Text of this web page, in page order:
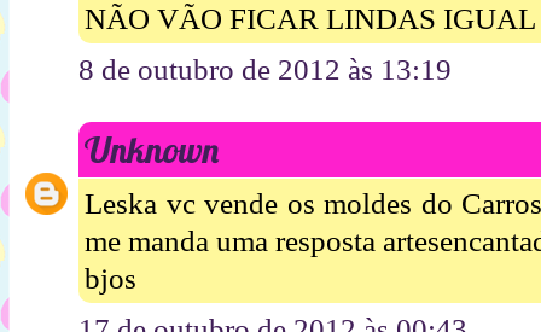
NÃO VÃO FICAR LINDAS IGUAL
8 de outubro de 2012 às 13:19
Unknown
Leska vc vende os moldes do
me manda uma resposta
bjos